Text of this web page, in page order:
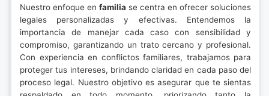
Nuestro enfoque en familia se centra en ofrecer soluciones
legales personalizadas y efectivas. Entendemos la
importancia de manejar cada caso con sensibilidad y
compromiso, garantizando un trato cercano y profesional.
Con experiencia en conflictos familiares, trabajamos para
proteger tus intereses, brindando claridad en cada paso del
proceso legal. Nuestro objetivo es asegurar que te sientas